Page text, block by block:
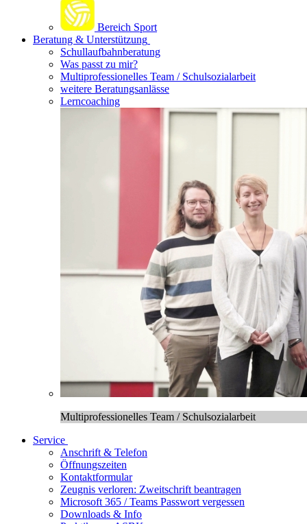
Bereich Sport
Beratung & Unterstützung
Schullaufbahnberatung
Was passt zu mir?
Multipro­fessionelles Team / Schulsozialarbeit
weitere Beratungsanlässe
Lerncoaching
Multiprofessionelles Team / Schulsozialarbeit
Service
Anschrift & Telefon
Öffnungszeiten
Kontaktformular
Zeugnis verloren: Zweitschrift beantragen
Microsoft 365 / Teams Passwort vergessen
Downloads & Info